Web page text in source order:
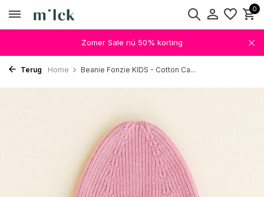
0
Zomer Sale nú 50% korting
Terug Home Beanie Fonzie KIDS - Cotton Ca...